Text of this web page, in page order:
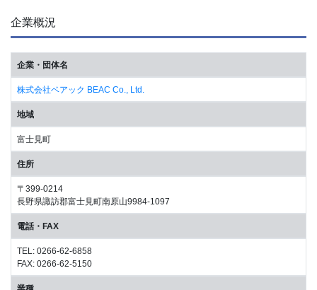
企業概況
企業・団体名
株式会社ベアック BEAC Co., Ltd.
地域
富士見町
住所
〒399-0214
長野県諏訪郡富士見町南原山9984-1097
電話・FAX
TEL: 0266-62-6858
FAX: 0266-62-5150